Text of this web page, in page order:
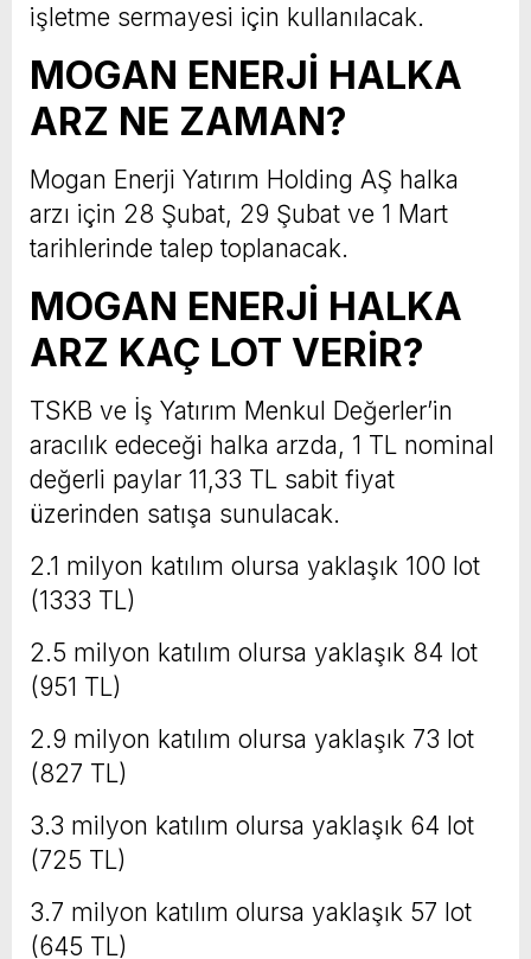
işletme sermayesi için kullanılacak.
MOGAN ENERJİ HALKA
ARZ NE ZAMAN?
Mogan Enerji Yatırım Holding AŞ halka
arzı için 28 Şubat, 29 Şubat ve 1 Mart
tarihlerinde talep toplanacak.
MOGAN ENERJİ HALKA
ARZ KAÇ LOT VERİR?
TSKB ve İş Yatırım Menkul Değerler’in
aracılık edeceği halka arzda, 1 TL nominal
değerli paylar 11,33 TL sabit fiyat
üzerinden satışa sunulacak.
2.1 milyon katılım olursa yaklaşık 100 lot
(1333 TL)
2.5 milyon katılım olursa yaklaşık 84 lot
(951 TL)
2.9 milyon katılım olursa yaklaşık 73 lot
(827 TL)
3.3 milyon katılım olursa yaklaşık 64 lot
(725 TL)
3.7 milyon katılım olursa yaklaşık 57 lot
(645 TL)